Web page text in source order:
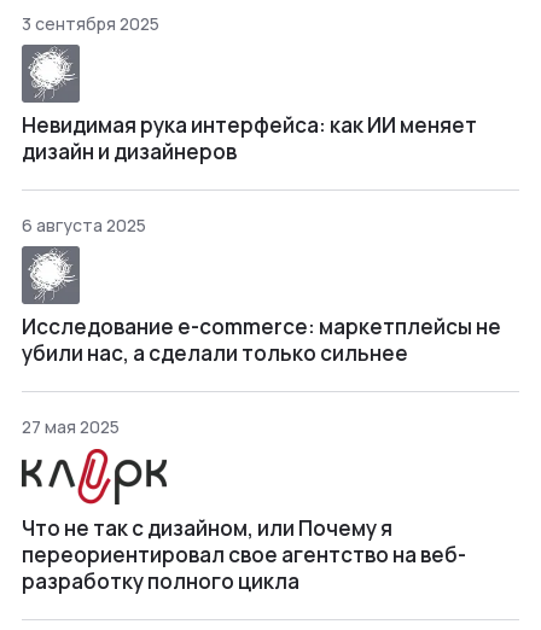
3 сентября 2025
Невидимая рука интерфейса: как ИИ меняет
дизайн и дизайнеров
6 августа 2025
Исследование e-commerce: маркетплейсы не
убили нас, а сделали только сильнее
27 мая 2025
Что не так с дизайном, или Почему я
переориентировал свое агентство на веб-
разработку полного цикла